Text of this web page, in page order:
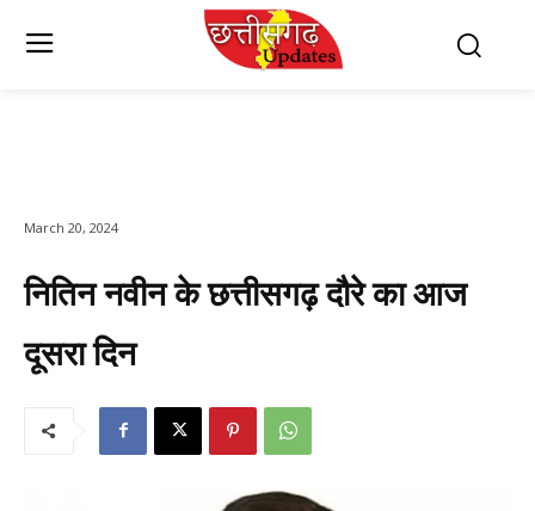
March 20, 2024
नितिन नवीन के छत्तीसगढ़ दौरे का आज
दूसरा दिन